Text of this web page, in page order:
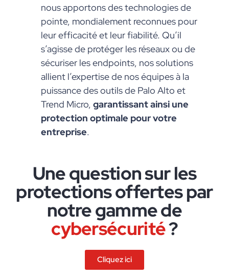
nous apportons des technologies de
pointe, mondialement reconnues pour
leur efficacité et leur fiabilité. Qu’il
s’agisse de protéger les réseaux ou de
sécuriser les endpoints, nos solutions
allient l’expertise de nos équipes à la
puissance des outils de Palo Alto et
Trend Micro, garantissant ainsi une
protection optimale pour votre
entreprise.
Une question sur les
protections offertes par
notre gamme de
cybersécurité?
Cliquez ici